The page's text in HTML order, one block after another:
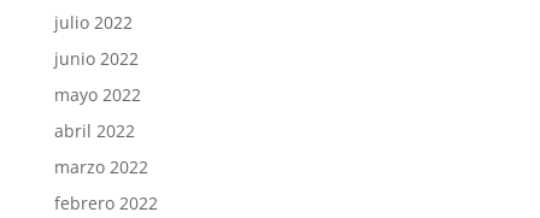
julio 2022
junio 2022
mayo 2022
abril 2022
marzo 2022
febrero 2022